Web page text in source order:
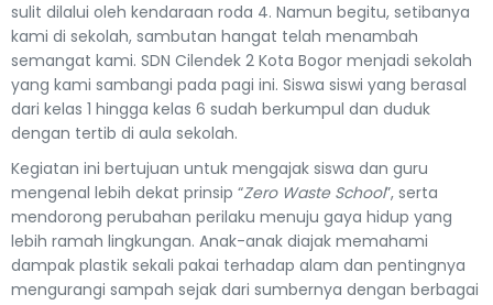
sulit dilalui oleh kendaraan roda 4. Namun begitu, setibanya
kami di sekolah, sambutan hangat telah menambah
semangat kami. SDN Cilendek 2 Kota Bogor menjadi sekolah
yang kami sambangi pada pagi ini. Siswa siswi yang berasal
dari kelas 1 hingga kelas 6 sudah berkumpul dan duduk
dengan tertib di aula sekolah.
Kegiatan ini bertujuan untuk mengajak siswa dan guru
mengenal lebih dekat prinsip “Zero Waste School”, serta
mendorong perubahan perilaku menuju gaya hidup yang
lebih ramah lingkungan. Anak-anak diajak memahami
dampak plastik sekali pakai terhadap alam dan pentingnya
mengurangi sampah sejak dari sumbernya dengan berbagai